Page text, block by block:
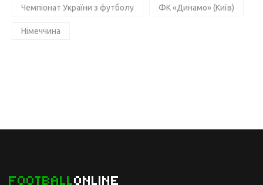
Чемпіонат України з футболу ФК «Динамо» (Київ)
Німеччина
FOOTBALLONLINE